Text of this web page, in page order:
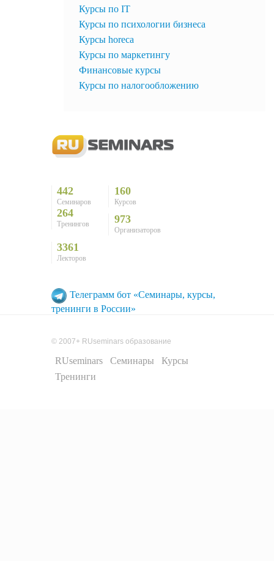
Курсы по IT
Курсы по психологии бизнеса
Курсы horeca
Курсы по маркетингу
Финансовые курсы
Курсы по налогообложению
442
Семинаров
160
Курсов
264
Тренингов 973
Организаторов
3361
Лекторов
Телеграмм бот «Семинары, курсы,
тренинги в России»
© 2007+ RUseminars образование
RUseminars Семинары
Курсы
Тренинги